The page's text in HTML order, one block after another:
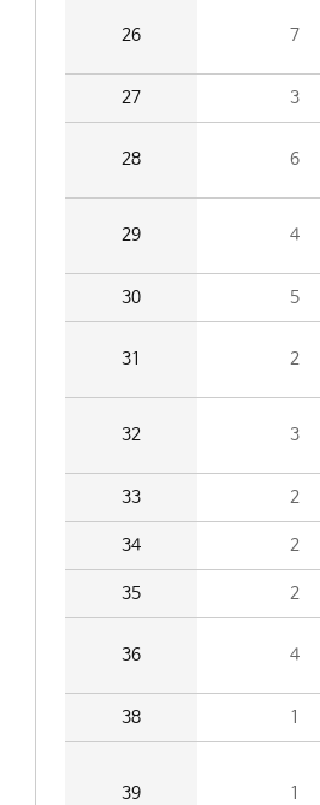
26 7
27 3
28 6
29 4
30 5
31 2
32 3
33 2
34 2
35 2
36 4
38 1
39 1